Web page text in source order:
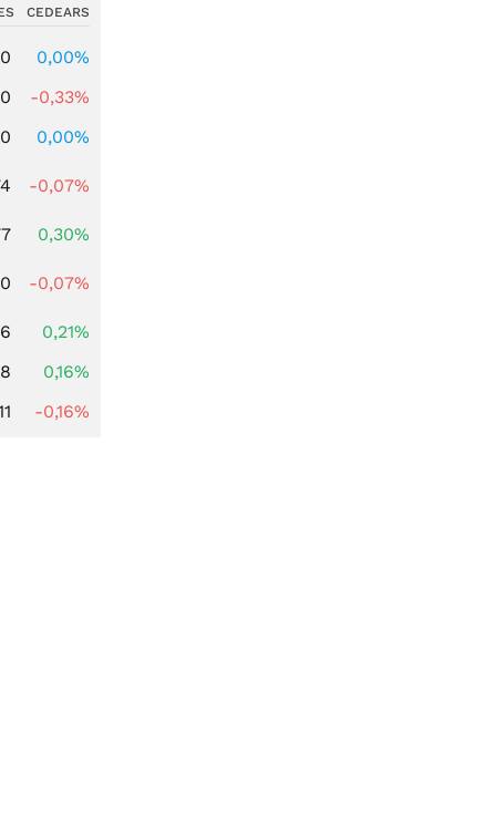
CEDEARS
0,00%
-0,33%
0,00%
-0,07%
0,30%
-0,07%
0,21%
0,16%
-0,16%